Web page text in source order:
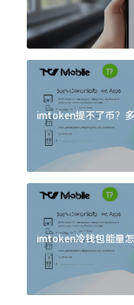
imtoken提不了币？
imtoken冷钱包能量